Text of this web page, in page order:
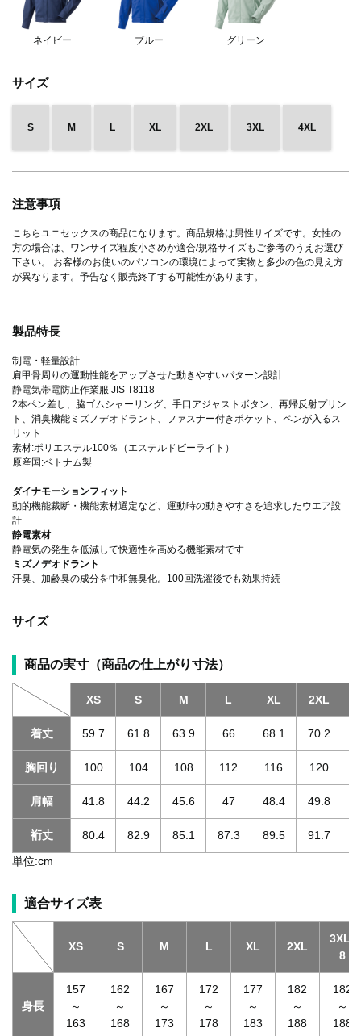
ネイビー ブルー グリーン
サイズ
S M L XL 2XL 3XL 4XL
注意事項
こちらユニセックスの商品になります。商品規格は男性サイズです。女性の
方の場合は、ワンサイズ程度小さめか適合/規格サイズもご参考のうえお選び
下さい。 お客様のお使いのパソコンの環境によって実物と多少の色の見え方
が異なります。予告なく販売終了する可能性があります。
製品特長
制電・軽量設計
肩甲骨周りの運動性能をアップさせた動きやすいパターン設計
静電気帯電防止作業服 JIS T8118
2本ペン差し、脇ゴムシャーリング、手口アジャストボタン、再帰反射プリン
ト、消臭機能ミズノデオドラント、ファスナー付きポケット、ペンが入るス
リット
素材:ポリエステル100％（エステルドビーライト）
原産国:ベトナム製
ダイナモーションフィット
動的機能裁断・機能素材選定など、運動時の動きやすさを追求したウエア設
計
静電素材
静電気の発生を低減して快適性を高める機能素材です
ミズノデオドラント
汗臭、加齢臭の成分を中和無臭化。100回洗濯後でも効果持続
サイズ
商品の実寸（商品の仕上がり寸法）
XS S M L XL 2XL
着丈 59.7 61.8 63.9 66 68.1 70.2
胸回り 100 104 108 112 116 120
肩幅 41.8 44.2 45.6 47 48.4 49.8
裄丈 80.4 82.9 85.1 87.3 89.5 91.7
単位:cm
適合サイズ表
XS S M L XL 2XL
3XL-
8
身長
157
～
163
162
～
168
167
～
173
172
～
178
177
～
183
182
～
188
182
～
188